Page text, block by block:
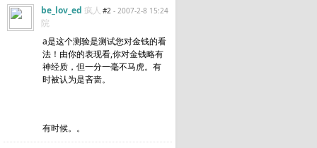
#2 - 2007-2-8 15:24
be_lov_ed 疯人
院
a是这个测验是测试您对金钱的看
法！由你的表现看,你对金钱略有
神经质，但一分一毫不马虎。有
时被认为是吝啬。
有时候。。